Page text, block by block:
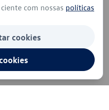
com nossas políticas
cookies